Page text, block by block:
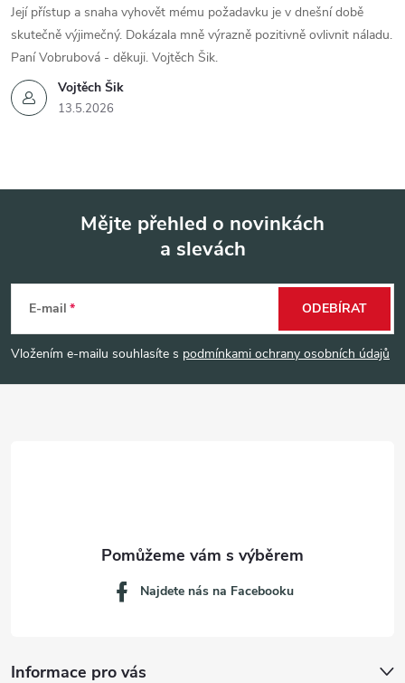
Vojtěch Šik
13.5.2026
Její přístup a snaha vyhovět mému požadavku je v dnešní době
skutečně výjimečný. Dokázala mně výrazně pozitivně ovlivnit náladu.
Paní Vobrubová - děkuji. Vojtěch Šik.
p
Mějte přehled o novinkách
a slevách
E-mail
Vložením e-mailu souhlasíte s podmínkami ochrany osobních údajů
ODEBÍRAT
Informace pro vás
Najdete nás na Facebooku